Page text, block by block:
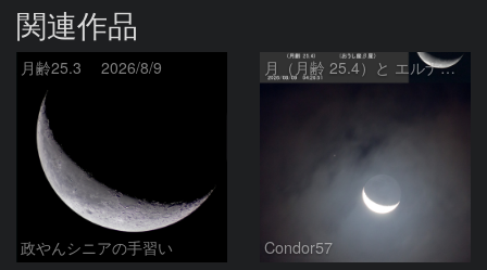
関連作品
月齢25.3 2026/8/9
政やんシニアの手習い
月（月齢 25.4）と エルナト（おうし座β星）
Condor57